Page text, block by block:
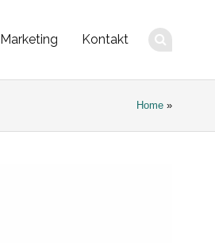
Marketing Kontakt
Home »